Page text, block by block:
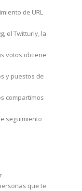
de URL
el Twitturly, la
votos obtiene
y puestos de
compartimos
seguimiento
que te